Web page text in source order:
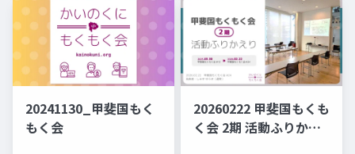
20241130_甲斐国もく
もく会
20260222 甲斐国もくも
く会 2期 活動ふりかえ